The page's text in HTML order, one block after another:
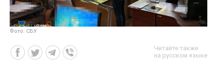
Фото: СБУ
Читайте также
на русском языке